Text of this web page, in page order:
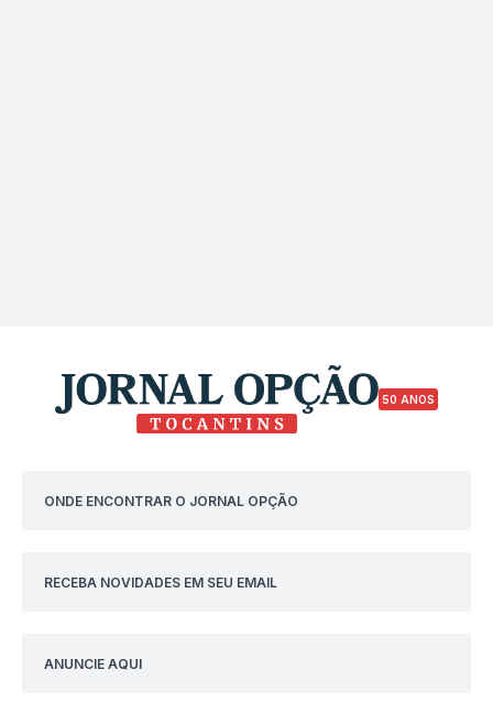
50 ANOS
ONDE ENCONTRAR O JORNAL OPÇÃO
RECEBA NOVIDADES EM SEU EMAIL
ANUNCIE AQUI